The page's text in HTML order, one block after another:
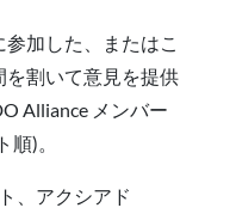
加した、またはこ
割いて意見を提供
Alliance メンバー
)。
、アクシアド